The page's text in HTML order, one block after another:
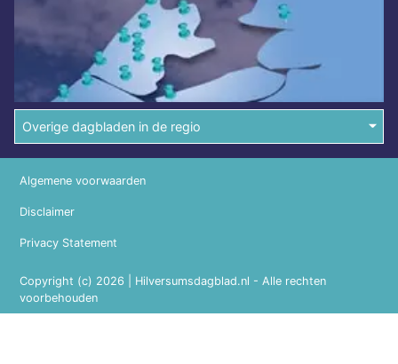
Overige dagbladen in de regio
Copyright (c) 2026 | Hilversumsdagblad.nl - Alle rechten
voorbehouden
Algemene voorwaarden
Disclaimer
Privacy Statement